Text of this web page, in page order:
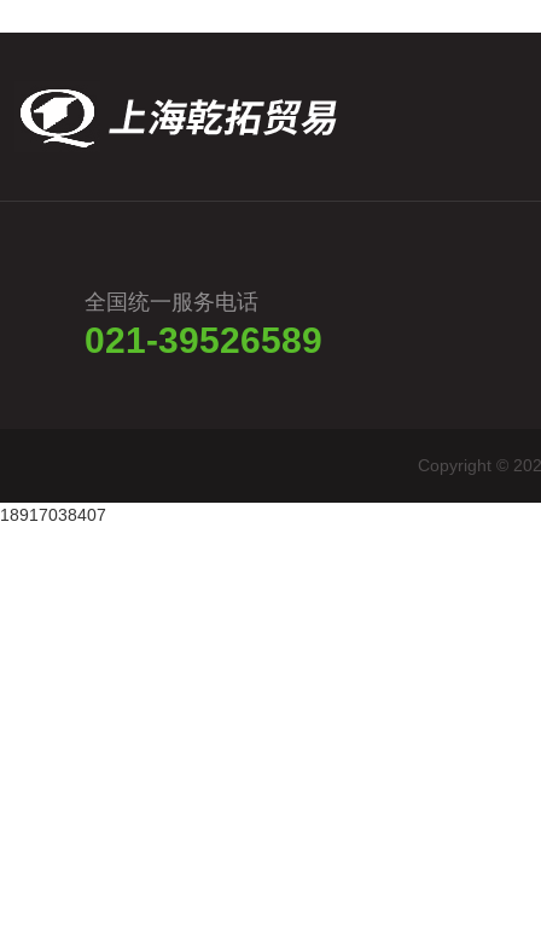
全国统一服务电话
021-39526589
Copyright ©
18917038407